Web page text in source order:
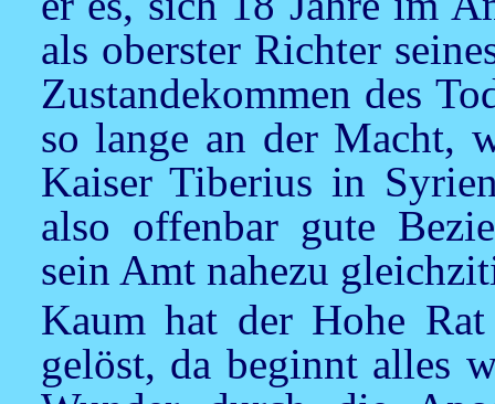
als oberster Richter
Zustandekommen des
so lange an der Macht,
Kaiser Tiberius in
also offenbar gute
sein Amt nahezu
Kaum hat der Hohe Rat
gelöst, da beginnt alles